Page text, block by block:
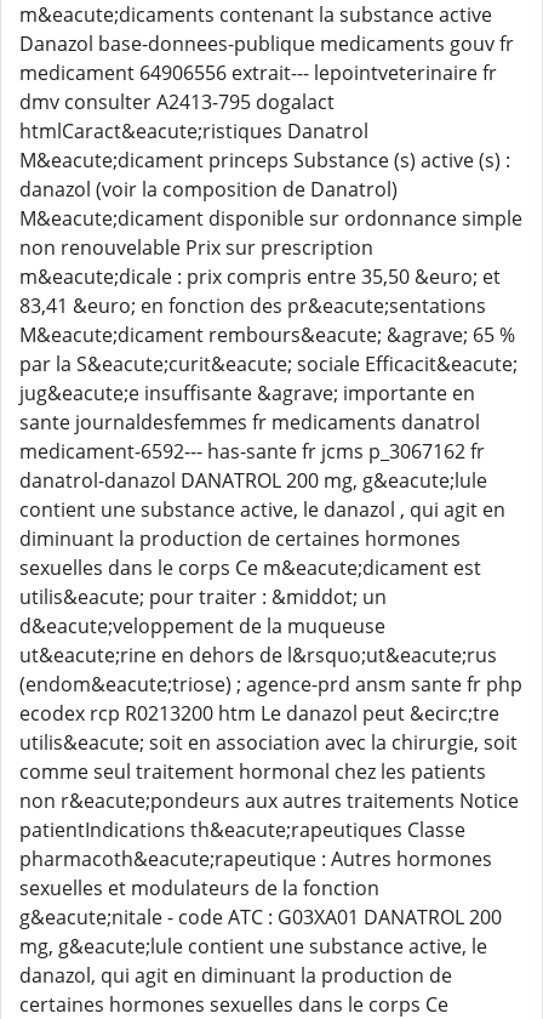
m&eacute;dicaments contenant la substance active
Danazol base-donnees-publique medicaments gouv fr
medicament 64906556 extrait--- lepointveterinaire fr
dmv consulter A2413-795 dogalact
htmlCaract&eacute;ristiques Danatrol
M&eacute;dicament princeps Substance (s) active (s) :
danazol (voir la composition de Danatrol)
M&eacute;dicament disponible sur ordonnance simple
non renouvelable Prix sur prescription
m&eacute;dicale : prix compris entre 35,50 &euro; et
83,41 &euro; en fonction des pr&eacute;sentations
M&eacute;dicament rembours&eacute; &agrave; 65 %
par la S&eacute;curit&eacute; sociale Efficacit&eacute;
jug&eacute;e insuffisante &agrave; importante en
sante journaldesfemmes fr medicaments danatrol
medicament-6592--- has-sante fr jcms p_3067162 fr
danatrol-danazol DANATROL 200 mg, g&eacute;lule
contient une substance active, le danazol , qui agit en
diminuant la production de certaines hormones
sexuelles dans le corps Ce m&eacute;dicament est
utilis&eacute; pour traiter : &middot; un
d&eacute;veloppement de la muqueuse
ut&eacute;rine en dehors de l&rsquo;ut&eacute;rus
(endom&eacute;triose) ; agence-prd ansm sante fr php
ecodex rcp R0213200 htm Le danazol peut &ecirc;tre
utilis&eacute; soit en association avec la chirurgie, soit
comme seul traitement hormonal chez les patients
non r&eacute;pondeurs aux autres traitements Notice
patientIndications th&eacute;rapeutiques Classe
pharmacoth&eacute;rapeutique : Autres hormones
sexuelles et modulateurs de la fonction
g&eacute;nitale - code ATC : G03XA01 DANATROL 200
mg, g&eacute;lule contient une substance active, le
danazol, qui agit en diminuant la production de
certaines hormones sexuelles dans le corps Ce